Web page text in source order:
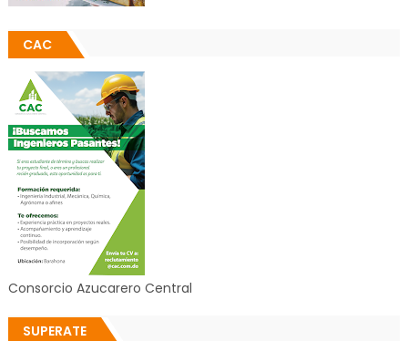
CAC
Consorcio Azucarero Central
SUPERATE